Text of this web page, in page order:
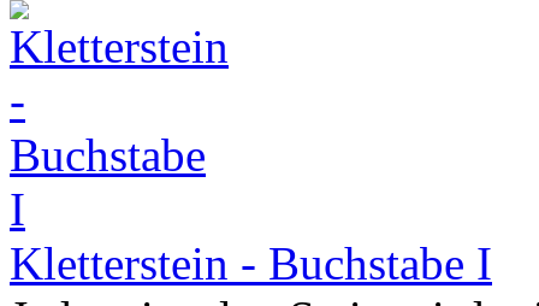
Kletterstein - Buchstabe I